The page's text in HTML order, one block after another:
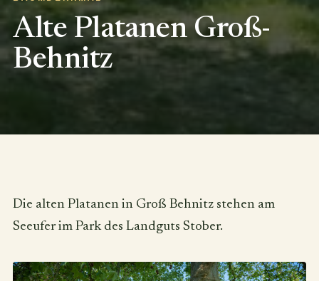
Alte Platanen Groß-
Behnitz
Die alten Platanen in Groß Behnitz stehen am
Seeufer im Park des Landguts Stober.